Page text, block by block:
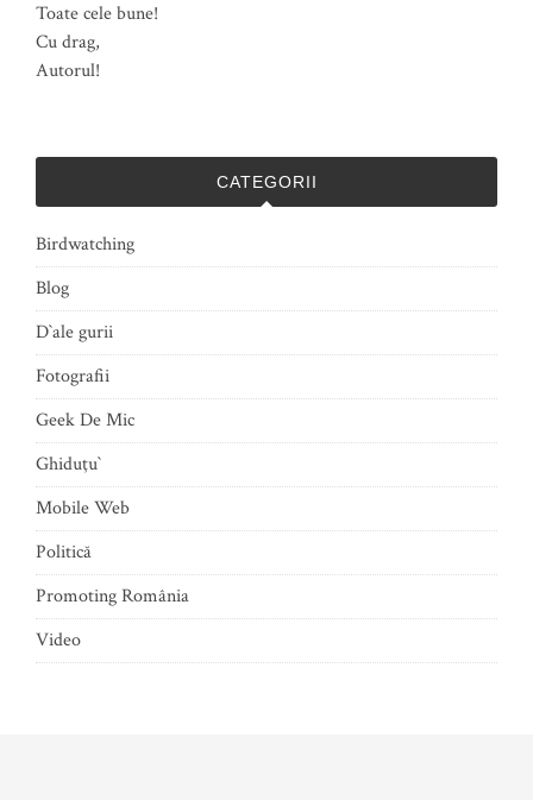
Toate cele bune!
Cu drag,
Autorul!
CATEGORII
Birdwatching
Blog
D`ale gurii
Fotografii
Geek De Mic
Ghiduţu`
Mobile Web
Politică
Promoting România
Video